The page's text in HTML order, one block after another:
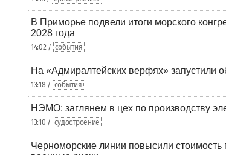
В Приморье подвели итоги морского
2028 года
14:02 / события
На «Адмиралтейских верфях» запустили
13:18 / события
НЭМО: заглянем в цех по производству
13:10 / судостроение
Черноморские линии повысили